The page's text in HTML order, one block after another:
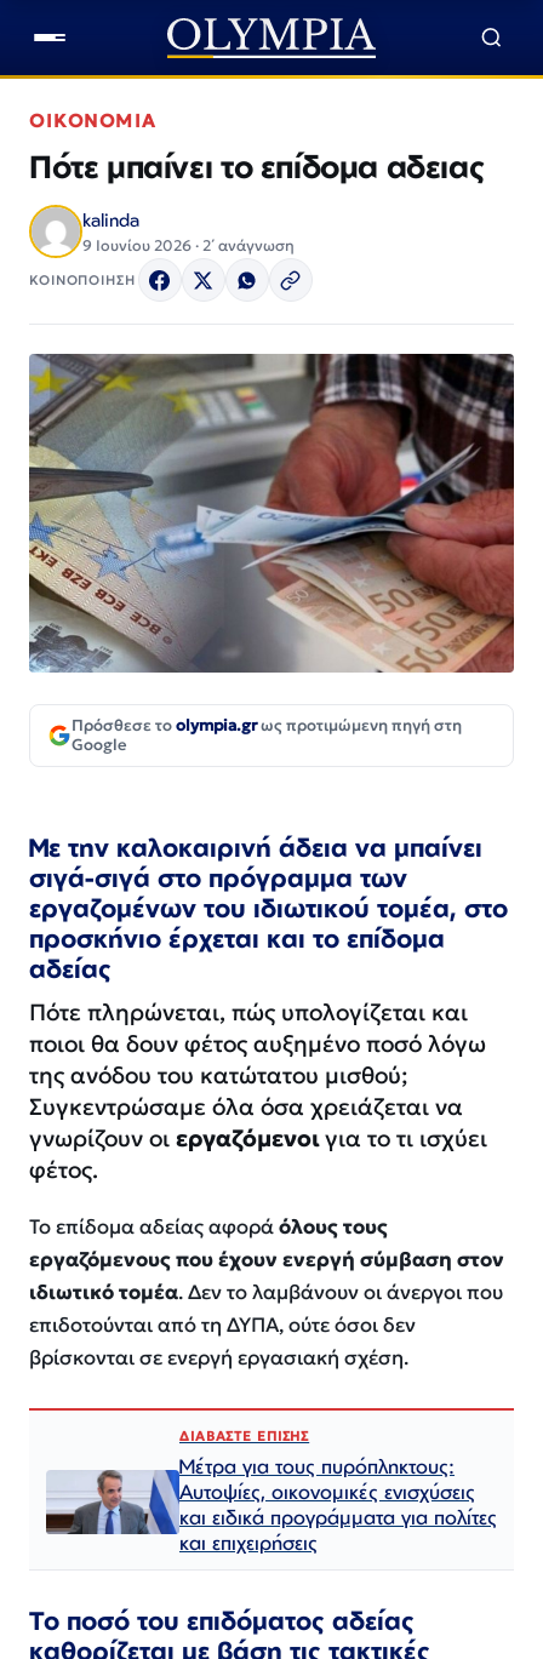
ΟΙΚΟΝΟΜΙΑ
Πότε μπαίνει το επίδομα αδειας
kalinda
9 Ιουνίου 2026 · 2΄ ανάγνωση
ΚΟΙΝΟΠΟΙΗΣΗ
Πρόσθεσε τοolympia.grως προτιμώμενη πηγή στη
Google
Με την καλοκαιρινή άδεια να μπαίνει
σιγά-σιγά στο πρόγραμμα των
εργαζομένων του ιδιωτικού τομέα, στο
προσκήνιο έρχεται και το επίδομα
αδείας
Πότε πληρώνεται, πώς υπολογίζεται και
ποιοι θα δουν φέτος αυξημένο ποσό λόγω
της ανόδου του κατώτατου μισθού;
Συγκεντρώσαμε όλα όσα χρειάζεται να
γνωρίζουν οι εργαζόμενοιγια το τι ισχύει
φέτος.
Το επίδομα αδείας αφοράόλους τους
εργαζόμενους που έχουν ενεργή σύμβαση στον
ιδιωτικό τομέα. Δεν το λαμβάνουν οι άνεργοι που
επιδοτούνται από τη ΔΥΠΑ, ούτε όσοι δεν
βρίσκονται σε ενεργή εργασιακή σχέση.
ΔΙΑΒΑΣΤΕ ΕΠΙΣΗΣ
Μέτρα για τους πυρόπληκτους:
Αυτοψίες, οικονομικές ενισχύσεις
και ειδικά προγράμματα για πολίτες
και επιχειρήσεις
Το ποσό του επιδόματος αδείας
καθορίζεται με βάση τις τακτικές